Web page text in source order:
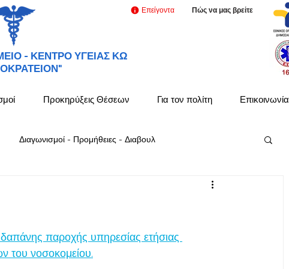
- ΚΕΝΤΡΟ ΥΓΕΙΑΣ ΚΩ
Επείγοντα Πώς να μας βρείτε
Προκηρύξεις Θέσεων Για τον πολίτη Επικοινωνία
Διαγωνισμοί - Προμήθειες - Διαβουλ
δαπάνης παροχής υπηρεσίας ετήσιας
του νοσοκομείου.